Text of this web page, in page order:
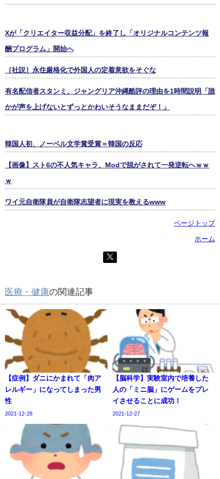
Xが「クリエイター収益分配」を終了し「オリジナルコンテンツ報
酬プログラム」開始へ
［社説］永住厳格化で外国人の定着意欲をそぐな
有名配信者スタンミ、ジャングリア沖縄酷評の理由を1時間説明「誰
かが声を上げないとずっとかわいそうなままだぞ！」
韓国人初、ノーベル文学賞受賞＝韓国の反応
【画像】スト6の不人気キャラ、Modで脱がされて一発逆転へｗｗ
ｗ
ワイ元自衛隊員が自衛隊志望者に現実を教えるwww
ページトップ
ホーム
医療・健康の関連記事
【症例】ダニにかまれて「肉ア
レルギー」になってしまった男
性
2021-12-28
【脳科学】実験室内で培養した
人の「ミニ脳」にゲームをプレ
イさせることに成功！
2021-12-27